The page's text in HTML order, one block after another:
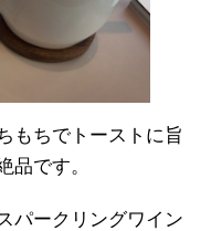
もちでトーストに旨
品です。
パークリングワイン